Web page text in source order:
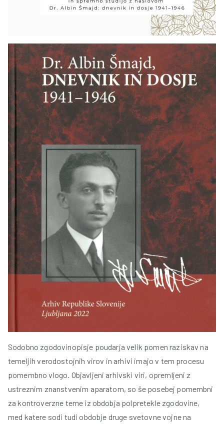
Sodobno zgodovinopisje poudarja velik pomen raziskav na
temeljih verodostojnih virov in arhivi imajo v tem procesu
pomembno vlogo. Objavljeni arhivski viri, opremljeni z
ustreznim znanstvenim aparatom, so še posebej pomembni
za kontroverzne teme iz obdobja polpretekle zgodovine,
med katere sodi tudi obdobje druge svetovne vojne na